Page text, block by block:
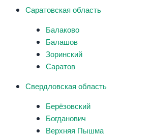
Саратовская область
Балаково
Балашов
Зоринский
Саратов
Свердловская область
Берёзовский
Богданович
Верхняя Пышма